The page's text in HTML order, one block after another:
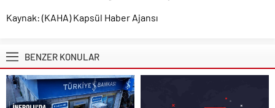
Kaynak: (KAHA) Kapsül Haber Ajansı
BENZER KONULAR